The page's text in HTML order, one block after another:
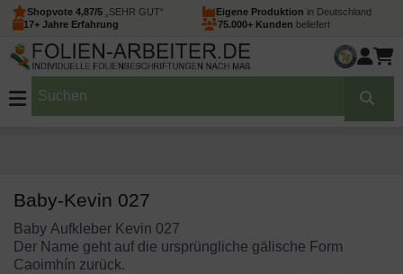
Shopvote 4,87/5 „SEHR GUT“ Eigene Produktion in Deutschland
17+ Jahre Erfahrung
75.000+ Kunden beliefert
Baby-Kevin 027
Baby Aufkleber Kevin 027
Der Name geht auf die ursprüngliche gälische Form
Caoimhín zurück.